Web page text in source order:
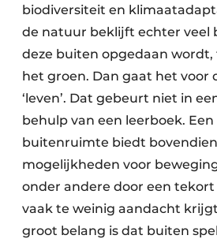
biodiversiteit en
de natuur beklijft echter veel
deze buiten opgedaan
het groen. Dan gaat het voor
‘leven’. Dat gebeurt niet in
behulp van een leerboek.
buitenruimte biedt
mogelijkheden voor
onder andere door een tekort
vaak te weinig aandacht
groot belang is dat buiten